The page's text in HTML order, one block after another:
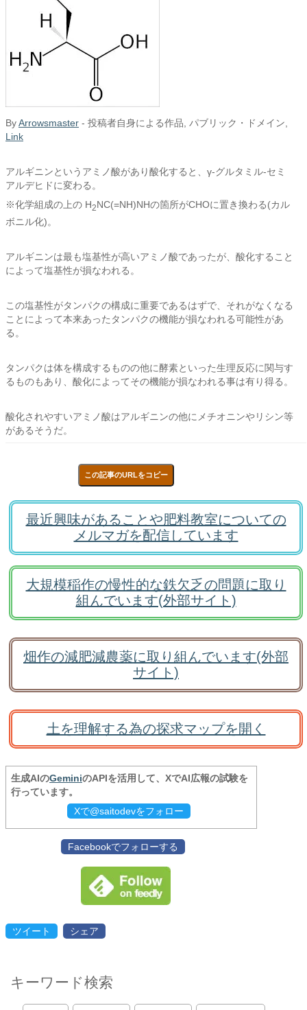
ByArrowsmaster - 投稿者自身による作品 , パブリック・ドメイン,
Link
アルギニンというアミノ酸があり酸化すると、γ-グルタミル-セミ
アルデヒドに変わる。
※化学組成の上の H2NC(=NH)NHの箇所がCHOに置き換わる(カル
ボニル化)。
アルギニンは最も塩基性が高いアミノ酸であったが、酸化すること
によって塩基性が損なわれる。
この塩基性がタンパクの構成に重要であるはずで、それがなくなる
ことによって本来あったタンパクの機能が損なわれる可能性があ
る。
タンパクは体を構成するものの他に酵素といった生理反応に関与す
るものもあり、酸化によってその機能が損なわれる事は有り得る。
酸化されやすいアミノ酸はアルギニンの他にメチオニンやリシン等
があるそうだ。
この記事のURLをコピー
最近興味があることや肥料教室についての
メルマガを配信しています
大規模稲作の慢性的な鉄欠乏の問題に取り
組んでいます(外部サイト)
畑作の減肥減農薬に取り組んでいます(外部
サイト)
土を理解する為の探求マップを開く
生成AIのGeminiのAPIを活用して、XでAI広報の試験を
行っています。
Xで@saitodevをフォロー
Facebookでフォローする
ツイート シェア
キーワード検索